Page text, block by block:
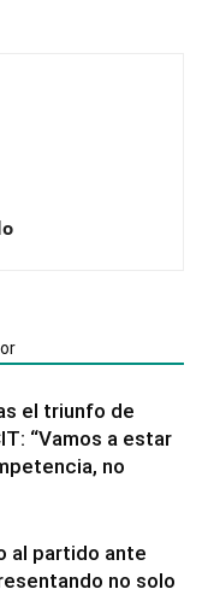
el triunfo de
“Vamos a estar
no
al partido ante
no solo